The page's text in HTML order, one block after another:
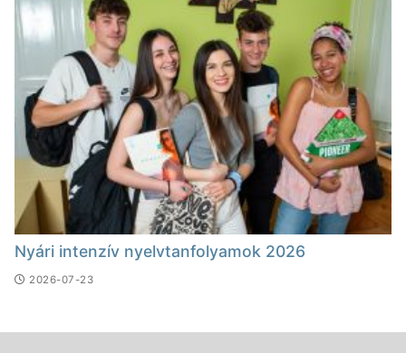
Nyári intenzív nyelvtanfolyamok 2026
2026-07-23